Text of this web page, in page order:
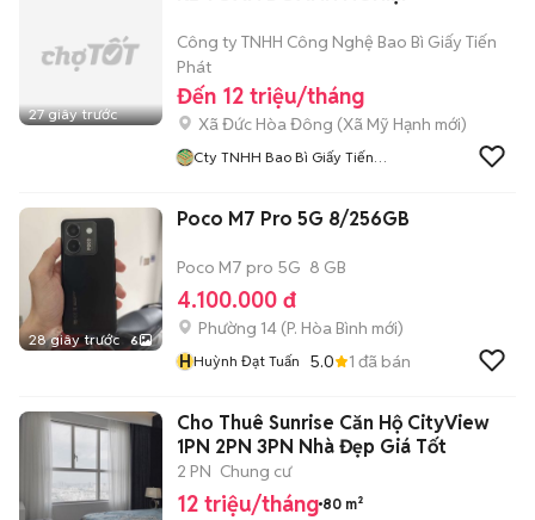
27 giây trước
Công ty TNHH Công Nghệ Bao Bì Giấy Tiến
Phát
Đến 12 triệu/tháng
Xã Đức Hòa Đông (Xã Mỹ Hạnh mới)
Cty TNHH Bao Bì Giấy Tiến
28 giây trước 6
Poco M7 Pro 5G 8/256GB
Poco M7 pro 5G 8 GB
4.100.000 đ
Phường 14 (P. Hòa Bình mới)
HHuỳnh Đạt Tuấn 5.0 1 đã bán
Cho Thuê Sunrise Căn Hộ CityView
1PN 2PN 3PN Nhà Đẹp Giá Tốt
2 PN Chung cư
12 triệu/tháng 80 m²